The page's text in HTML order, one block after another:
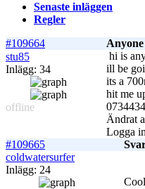
Senaste inläggen
Regler
#109664
stu85
Inlägg: 34
offline
hi is
ill be
its a
hit me
Ändrat
Logga
#109665
coldwatersurfer
Inlägg: 24